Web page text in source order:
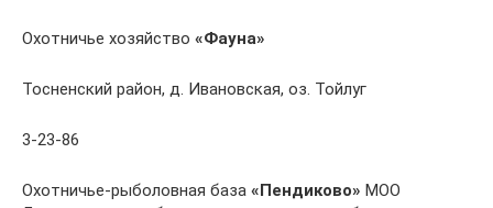
Охотничье хозяйство «Фауна»
Тосненский район, д. Ивановская, оз. Тойлуг
3-23-86
Охотничье-рыболовная база «Пендиково» МОО